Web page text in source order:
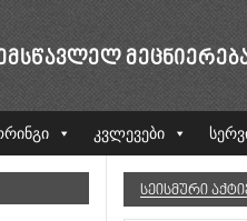
კვლევები
ᲡᲔᲘᲡᲛᲣᲠᲘ